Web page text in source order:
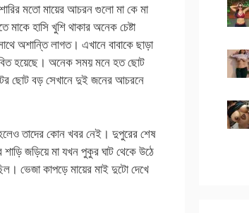
মতো মায়ের আচরন গুলো মা কে মা
হাসি খুশি থাকার অনেক চেষ্টা
অশান্তি লাগত। এখানে বাবাকে ছাড়া
হয়েছে। অনেক সময় মনে হত ছোট
ছোট বড় সেখানে দুই জনের আচরনে
তাদের কোন খবর নেই। দুপুরের শেষ
জড়িয়ে মা যখন পুকুর ঘাট থেকে উঠে
ভেজা কাপড়ে মায়ের মাই দুটো দেখে